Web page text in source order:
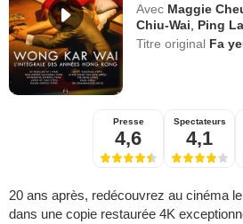
Avec Maggie
Chiu-Wai
Ping
Titre original Fa
Presse
4,6
Spectateurs
4,1
20 ans après, redécouvrez au cinéma
dans une copie restaurée 4K